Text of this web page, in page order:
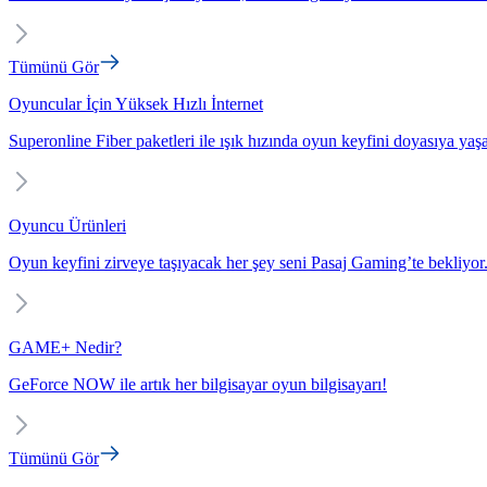
Tümünü Gör
Oyuncular İçin Yüksek Hızlı İnternet
Superonline Fiber paketleri ile ışık hızında oyun keyfini doyasıya
Oyuncu Ürünleri
Oyun keyfini zirveye taşıyacak her şey seni Pasaj Gaming’te bekliyor.
GAME+ Nedir?
GeForce NOW ile artık her bilgisayar oyun bilgisayarı!
Tümünü Gör